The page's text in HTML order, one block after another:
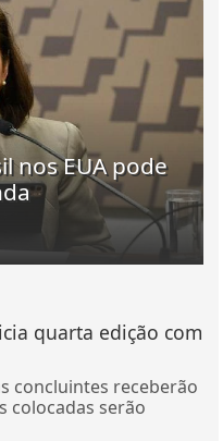
nos EUA pode
quarta edição com
concluintes receberão
colocadas serão